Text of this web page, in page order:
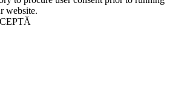
website.